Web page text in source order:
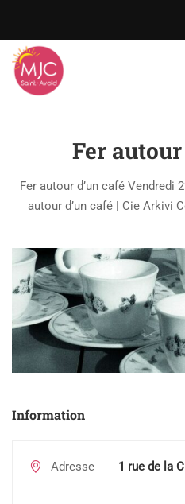
Fer autour
Fer autour d’un café Vendredi
autour d’un café | Cie Arkivi
rencontre
Information
Adresse 1 rue de la